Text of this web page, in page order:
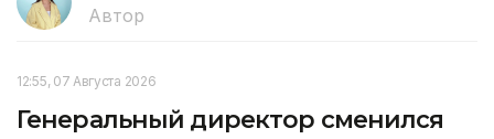
Автор
12:55, 07 Августа 2026
Генеральный директор сменился